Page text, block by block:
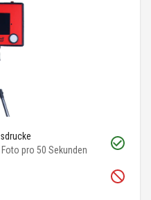
pro 50 Sekunden